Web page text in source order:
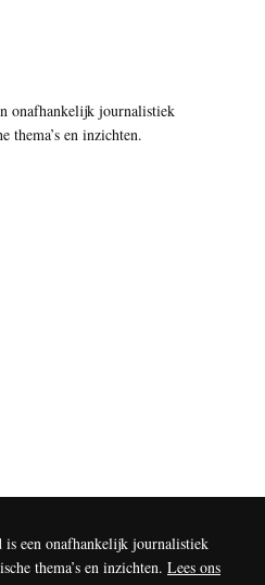
onafhankelijk journalistiek
thema’s en inzichten.
is een onafhankelijk journalistiek
thema’s en inzichten. Lees ons